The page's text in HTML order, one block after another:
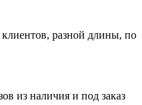
разной длины, по
из наличия и под заказ